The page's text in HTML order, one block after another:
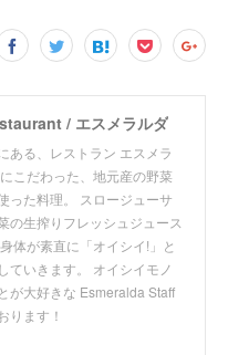
/ エスメラルダ
ある、レストラン エスメラ
こだわった、地元産の野菜
った料理。 スロージューサ
の生搾りフレッシュジュース
体が素直に「オイシイ!」と
ていきます。 オイシイモノ
が大好きな Esmeralda Staff
ります！